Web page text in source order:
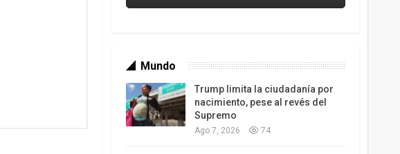
Los latinos le van dando la espalda a Trump
Mundo
Trump limita la ciudadanía por
nacimiento, pese al revés del
Supremo
Ago 7, 2026 74